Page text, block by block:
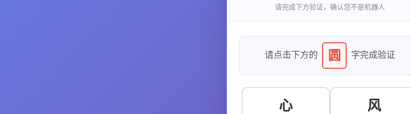
请完成下方验证，确认您不是机器人
请点击下方的 圆 字完成验证
心 风